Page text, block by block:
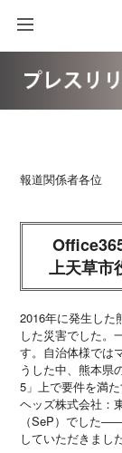
報道関係者各位
上天草市
2016年に発生した
した災害でした。
す。自治体様では
うした中、熊本県
5」上で要件を満
ヘッズ株式会社：
（SeP）でした
していただきまし